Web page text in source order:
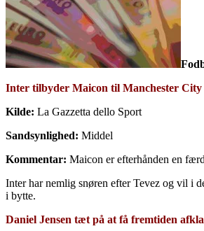
Inter tilbyder Maicon til Manchester City
Kilde: La Gazzetta dello Sport
Sandsynlighed: Middel
Kommentar: Maicon er efterhånden en
Inter har nemlig snøren efter Tevez og vil i
i bytte.
Daniel Jensen tæt på at få fremtiden